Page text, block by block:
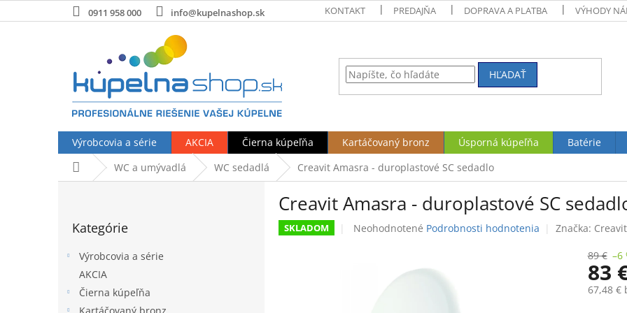
na
0911 958 000 info@kupelnashop.sk KONTAKT PREDAJŇA DOPRAVA A PLATBA VÝHODY
HĽADAŤ
Výrobcovia a série AKCIA Čierna kúpeľňa Kartáčovaný bronz Úsporná kúpeľňa Batérie
DomovWC a umývadlá WC sedadlá Creavit Amasra - duroplastové SC sedadlo
kategórie
Kategórie
Výrobcovia a série
AKCIA
Čierna kúpeľňa
Creavit Amasra - duroplastové SC
SKLADOM
Priemerné
Neohodnotené Podrobnosti hodnotenia Značka: Creavit
89 € –6
83
67,48 €